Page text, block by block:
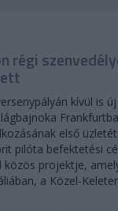
régi
kívül is
első
pilóta befektetési
közös projektje,
a Közel-